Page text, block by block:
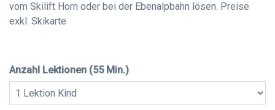
vom Skilift Horn oder bei der Ebenalpbahn lösen. Preise
exkl. Skikarte
Anzahl Lektionen (55 Min.)